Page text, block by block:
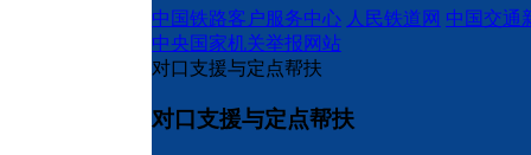
中国铁路客户服务中心 人民铁道网 中国交通
中央国家机关举报网站
对口支援与定点帮扶
对口支援与定点帮扶